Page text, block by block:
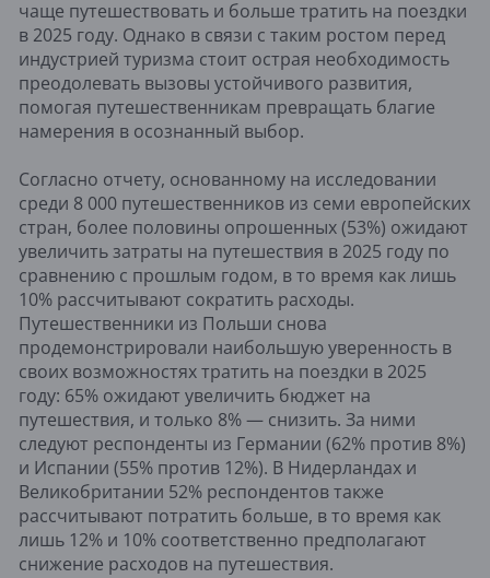
чаще путешествовать и больше тратить на поездки
в 2025 году. Однако в связи с таким ростом перед
индустрией туризма стоит острая необходимость
преодолевать вызовы устойчивого развития,
помогая путешественникам превращать благие
намерения в осознанный выбор.
Согласно отчету, основанному на исследовании
среди 8 000 путешественников из семи европейских
стран, более половины опрошенных (53%) ожидают
увеличить затраты на путешествия в 2025 году по
сравнению с прошлым годом, в то время как лишь
10% рассчитывают сократить расходы.
Путешественники из Польши снова
продемонстрировали наибольшую уверенность в
своих возможностях тратить на поездки в 2025
году: 65% ожидают увеличить бюджет на
путешествия, и только 8% — снизить. За ними
следуют респонденты из Германии (62% против 8%)
и Испании (55% против 12%). В Нидерландах и
Великобритании 52% респондентов также
рассчитывают потратить больше, в то время как
лишь 12% и 10% соответственно предполагают
снижение расходов на путешествия.